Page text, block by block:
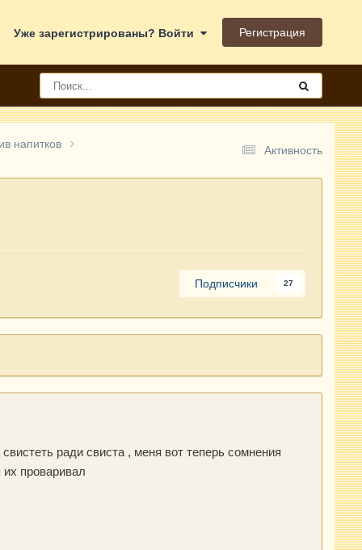
Уже зарегистрированы? Войти Регистрация
Активность
напитков
Подписчики 27
ради свиста , меня вот теперь сомнения
проваривал